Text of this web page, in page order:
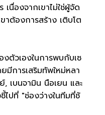
เนื่องจากเขาไม่ใช่ผู้จัด
าต้องการสร้าง เติบโต
ตัวเองในการพบกับเซ
มีการเสริมทัพใหม่หลา
เบนจามิน นือเยน และ
ไปที่ "ช่องว่างในทีมที่ชั